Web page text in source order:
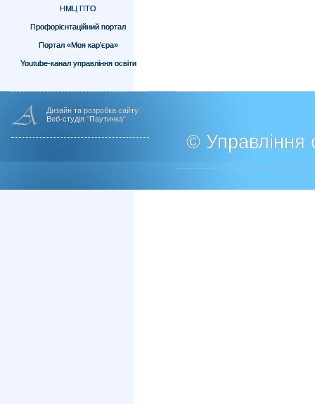
НМЦ ПТО
Профорієнтаційний портал
Портал «Моя кар’єра»
Youtube-канал управління освіти
Дизайн та розробка сайту
Веб-студія "Паутинка"
© Управління